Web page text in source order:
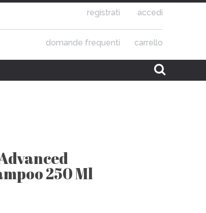
registrati accedi
domande frequenti carrello
250 Ml